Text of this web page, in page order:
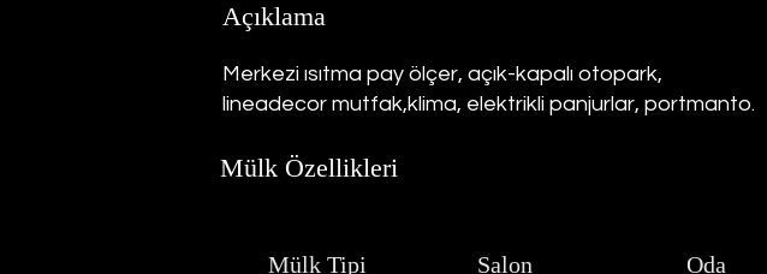
Açıklama
Merkezi ısıtma pay ölçer, açık-kapalı otopark,
lineadecor mutfak,klima, elektrikli panjurlar, portmanto.
Mülk Özellikleri
Mülk Tipi
Salon
Oda